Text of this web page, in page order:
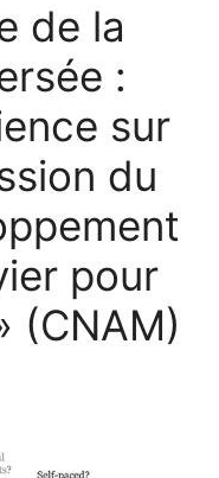
de la
:
sur
du
pour
(CNAM)